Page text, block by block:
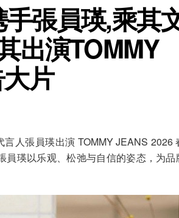
張員瑛,乘其
出演TOMMY
片
人張員瑛出演 TOMMY JEANS 2026
瑛以乐观、松弛与自信的姿态，为